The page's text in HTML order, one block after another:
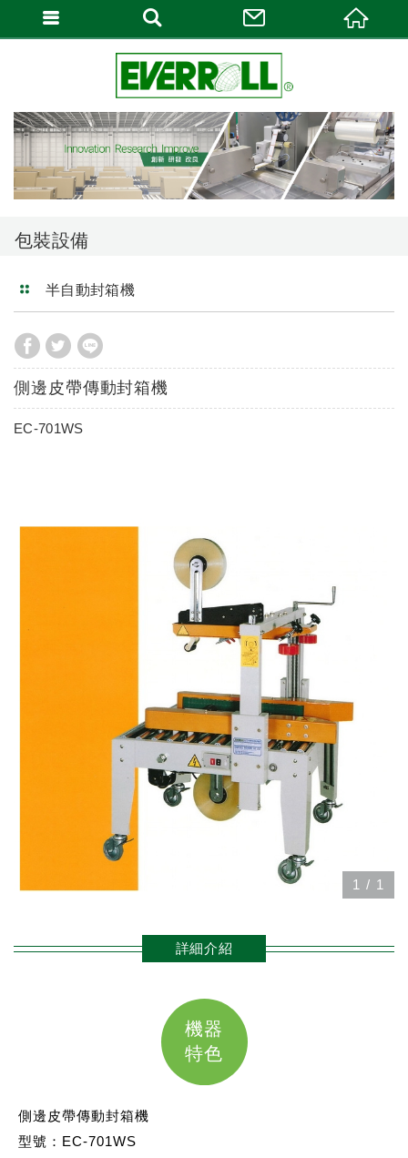
包裝設備
半自動封箱機
側邊皮帶傳動封箱機
EC-701WS
1 / 1
詳細介紹
機器
特色
側邊皮帶傳動封箱機
型號：EC-701WS